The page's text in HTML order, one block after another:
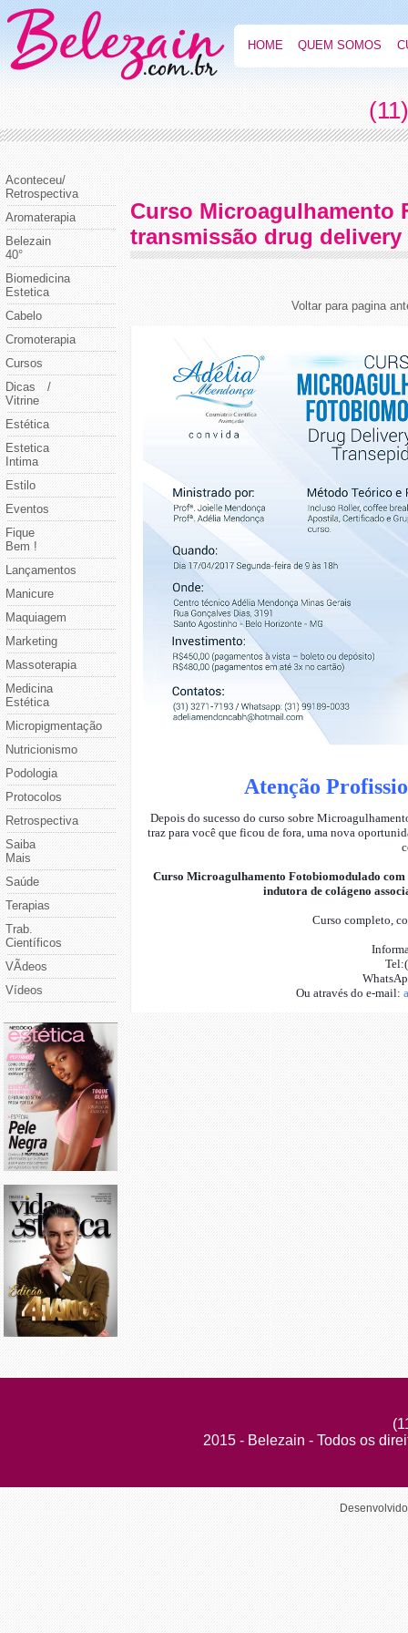
HOME QUEM SOMOS
Aconteceu/
Retrospectiva
Aromaterapia
Belezain
40°
Biomedicina
Estetica
Cabelo
Cromoterapia
Cursos
Dicas /
Vitrine
Estética
Estetica
Intima
Estilo
Eventos
Fique
Bem !
Lançamentos
Manicure
Maquiagem
Marketing
Massoterapia
Medicina
Estética
Micropigmentação
Nutricionismo
Podologia
Protocolos
Retrospectiva
Saiba
Mais
Saúde
Terapias
Trab.
Científicos
VÃ­deos
Vídeos
Curso Microagulhamento
transmissão drug delivery
Voltar para pagina
Atenção
Depois do sucesso do curso sobre
traz para você que ficou de fora, uma nova
Curso Microagulhamento Fotobiomodulado
indutora de colágeno
Curso completo,
Ou através do e-mail:
2015 - Belezain - Todos os